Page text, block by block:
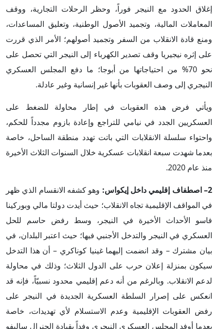
إغلاق الحدود مع النيجر فوراً، وحظر الرحلات التجارية، ووقف
المعاملات المالية، وتجميد الأصول الوطنية، وتعليق المساعدات،
ومنع قادة الانقلاب من السفر وتجميد أصولهم؛ الأمر الذي قررت
على إثره نيجيريا وقف تصدير الكهرباء إلى النيجر التي تحصل على
نحو 70% من احتياجاتها من أبوجا؛ ما دفع المجلس العسكري
النيجري إلى وصف العقوبات بأنها غير إنسانية وغير عادلة.
ويأتي فرض هذه العقوبات في إطار محاولة للضغط على
العسكريين الجدد في نيامي للتراجع وإعادة بازوم مجدداً للحكم،
واحتواء سلسلة الانقلابات التي باتت تهدد منطقة الساحل، خاصة
بعدما شهدت سبعة انقلابات عسكرية خلال السنوات الثلاث الأخيرة
منذ عام 2020.
2– اصطفاف إقليمي داخل إيكواس:
وهو كشفه الانقسام الذي ظهر
في المواقف الإقليمية تجاه الانقلاب؛ حيث أيدت دولتا مالي وبوركينا
فاسو الأحداث الأخيرة في النيجر، وسط رفض حاسم للحل
العسكري في النيجر والتدخل الأجنبي فيها؛ حيث اعتبر البلدان، في
بيان مشترك – وقد انضمت إليهما غينيا كوناكري – أن هذا التدخل
سيكون بمنزلة إعلان حرب على الدول الثلاث؛ وذلك في محاولة
لدعم الانقلاب. وبالرغم من أنه دعم إقليمي محدود نسبيّاً، فإنه قد
انعكس على إصرار السلطة العسكرية الجديدة في النيجر على
رفض العقوبات الإقليمية وعدم الاستسلام لأي تهديدات، خاصة
بعدما أوفد المجلس العسكري النيجري وفداً بقيادة الجنرال ساليفو